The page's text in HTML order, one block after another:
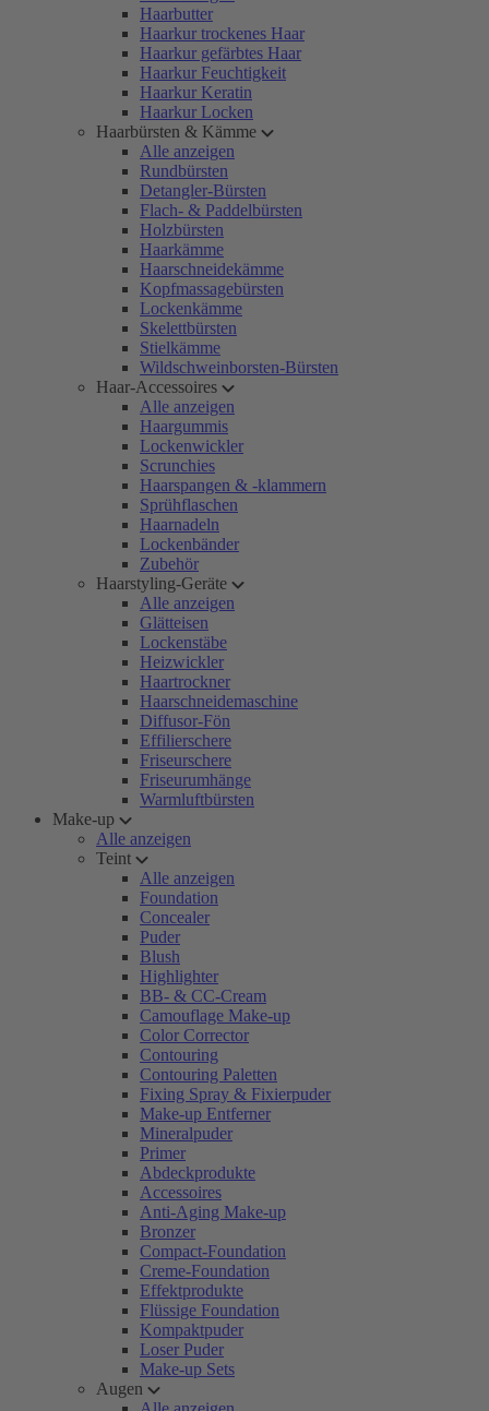
Haarbutter
Haarkur trockenes Haar
Haarkur gefärbtes Haar
Haarkur Feuchtigkeit
Haarkur Keratin
Haarkur Locken
Haarbürsten & Kämme
Alle anzeigen
Rundbürsten
Detangler-Bürsten
Flach- & Paddelbürsten
Holzbürsten
Haarkämme
Haarschneidekämme
Kopfmassagebürsten
Lockenkämme
Skelettbürsten
Stielkämme
Wildschweinborsten-Bürsten
Haar-Accessoires
Alle anzeigen
Haargummis
Lockenwickler
Scrunchies
Haarspangen & -klammern
Sprühflaschen
Haarnadeln
Lockenbänder
Zubehör
Haarstyling-Geräte
Alle anzeigen
Glätteisen
Lockenstäbe
Heizwickler
Haartrockner
Haarschneidemaschine
Diffusor-Fön
Effilierschere
Friseurschere
Friseurumhänge
Warmluftbürsten
Make-up
Alle anzeigen
Teint
Alle anzeigen
Foundation
Concealer
Puder
Blush
Highlighter
BB- & CC-Cream
Camouflage Make-up
Color Corrector
Contouring
Contouring Paletten
Fixing Spray & Fixierpuder
Make-up Entferner
Mineralpuder
Primer
Abdeckprodukte
Accessoires
Anti-Aging Make-up
Bronzer
Compact-Foundation
Creme-Foundation
Effektprodukte
Flüssige Foundation
Kompaktpuder
Loser Puder
Make-up Sets
Augen